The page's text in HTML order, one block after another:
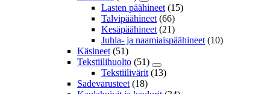
Lasten päähineet (15)
Talvipäähineet (66)
Kesäpäähineet (21)
Juhla- ja naamiaispäähineet (10)
Käsineet (51)
Tekstiilihuolto (51)
Tekstiilivärit (13)
Sadevarusteet (18)